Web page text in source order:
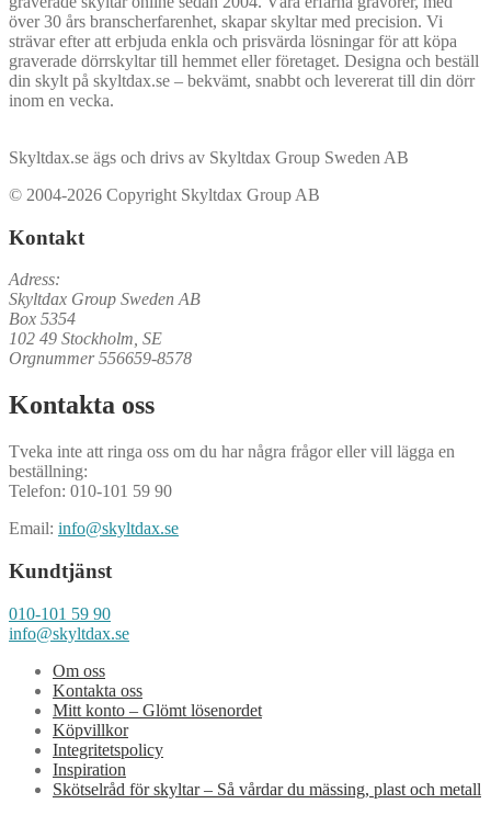
över 30 års branscherfarenhet, skapar skyltar med precision. Vi
strävar efter att erbjuda enkla och prisvärda lösningar för att köpa
graverade dörrskyltar till hemmet eller företaget. Designa och beställ
din skylt på skyltdax.se – bekvämt, snabbt och levererat till din dörr
inom en vecka.
Skyltdax.se ägs och drivs av Skyltdax Group Sweden AB
© 2004-2026 Copyright Skyltdax Group AB
Kontakt
Adress:
Skyltdax Group Sweden AB
Box 5354
102 49 Stockholm, SE
Orgnummer 556659-8578
Kontakta oss
Tveka inte att ringa oss om du har några frågor eller vill lägga en
beställning:
Telefon: 010-101 59 90
Email: info@skyltdax.se
Kundtjänst
010-101 59 90
info@skyltdax.se
Om oss
Kontakta oss
Mitt konto – Glömt lösenordet
Köpvillkor
Integritetspolicy
Inspiration
Skötselråd för skyltar – Så vårdar du mässing, plast och metall